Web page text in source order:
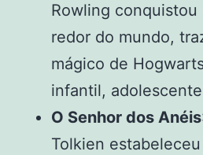
Rowling conquistou
redor do mundo,
mágico de
infantil,
O Senhor dos Anéis
Tolkien